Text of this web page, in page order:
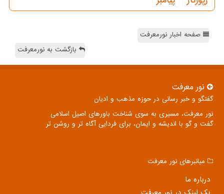
صفحه اخبار نورمعرفت
بازگشت به نورمعرفت
نور معرفت
گفتگو و خبر رسانی در حوزه مذهب و ادیان
نور معرفت، مسیری به سوی شناخت باورهای اصیل اسلامی
گفت و گو با اندیشه و ایمان، برای فردایی آگاه تر و روشن تر
میانبرهای نور معرفت
درباره ما